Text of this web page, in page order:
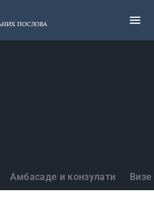
ПОСЛОВА
Амбасаде и конзулати